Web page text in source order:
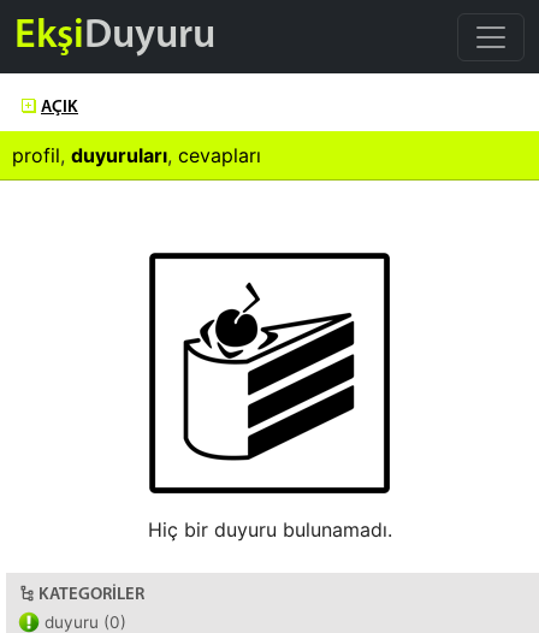
EkşiDuyuru
AÇIK
profil, duyuruları, cevapları
Hiç bir duyuru bulunamadı.
KATEGORILER
duyuru (0)